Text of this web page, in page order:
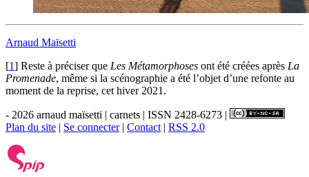
Arnaud Maïsetti
[1] Reste à préciser que Les Métamorphoses ont été créées après La
Promenade, même si la scénographie a été l’objet d’une refonte au
moment de la reprise, cet hiver 2021.
- 2026 arnaud maïsetti | carnets | ISSN 2428-6273 |
Plan du site | Se connecter| Contact | RSS 2.0